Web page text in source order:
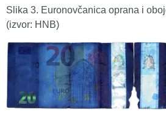
Slika 3. Euronovčanica oprana i
(izvor: HNB)